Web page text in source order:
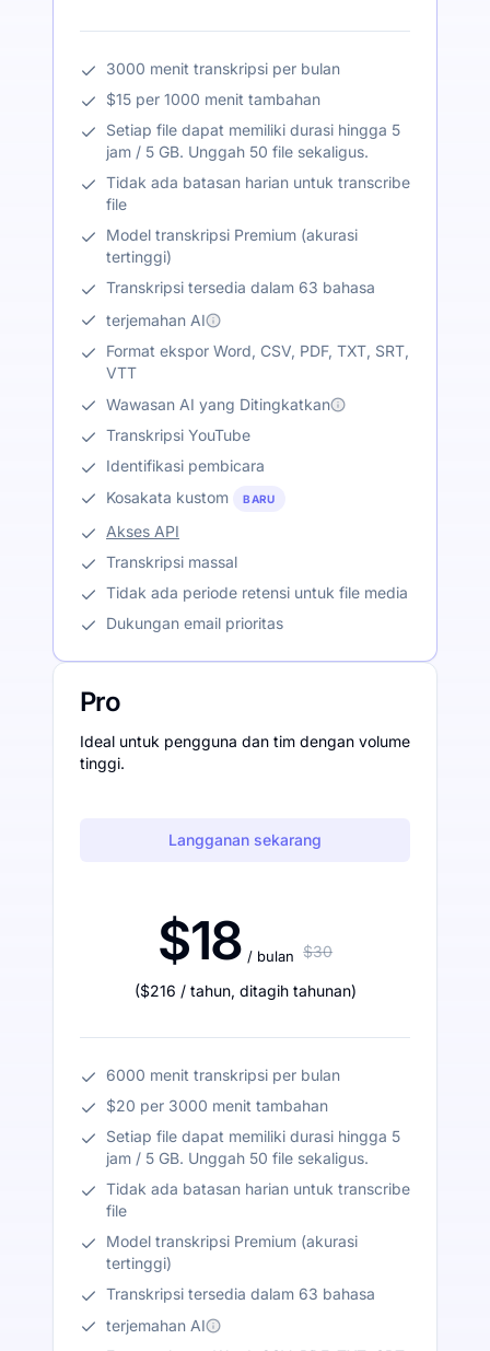
3000 menit transkripsi per bulan
$15 per 1000 menit tambahan
Setiap file dapat memiliki durasi hingga 5
jam / 5 GB. Unggah 50 file sekaligus.
Tidak ada batasan harian untuk transcribe
file
Model transkripsi Premium (akurasi
tertinggi)
Transkripsi tersedia dalam 63 bahasa
terjemahan AI
Format ekspor Word, CSV, PDF, TXT, SRT,
VTT
Wawasan AI yang Ditingkatkan
Transkripsi YouTube
Identifikasi pembicara
Kosakata kustom
BARU
Akses API
Transkripsi massal
Tidak ada periode retensi untuk file media
Dukungan email prioritas
Pro
Ideal untuk pengguna dan tim dengan volume
tinggi.
Langganan sekarang
$18 / bulan $30
($216 / tahun, ditagih tahunan)
6000 menit transkripsi per bulan
$20 per 3000 menit tambahan
Setiap file dapat memiliki durasi hingga 5
jam / 5 GB. Unggah 50 file sekaligus.
Tidak ada batasan harian untuk transcribe
file
Model transkripsi Premium (akurasi
tertinggi)
Transkripsi tersedia dalam 63 bahasa
terjemahan AI